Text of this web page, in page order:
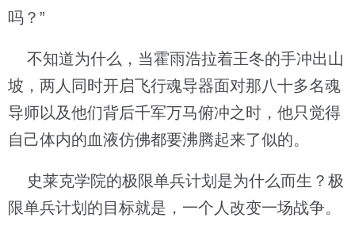
吗？”
不知道为什么，当霍雨浩拉着王冬的手冲出山
坡，两人同时开启飞行魂导器面对那八十多名魂
导师以及他们背后千军万马俯冲之时，他只觉得
自己体内的血液仿佛都要沸腾起来了似的。
史莱克学院的极限单兵计划是为什么而生？极
限单兵计划的目标就是，一个人改变一场战争。